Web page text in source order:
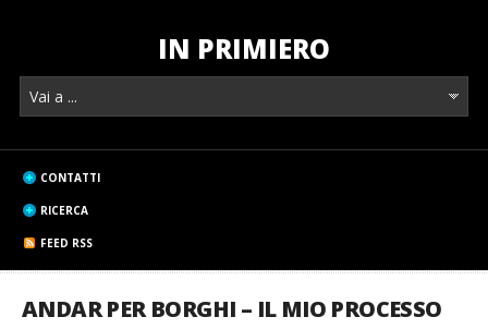
IN PRIMIERO
CONTATTI
RICERCA
FEED RSS
ANDAR PER BORGHI – IL MIO PROCESSO